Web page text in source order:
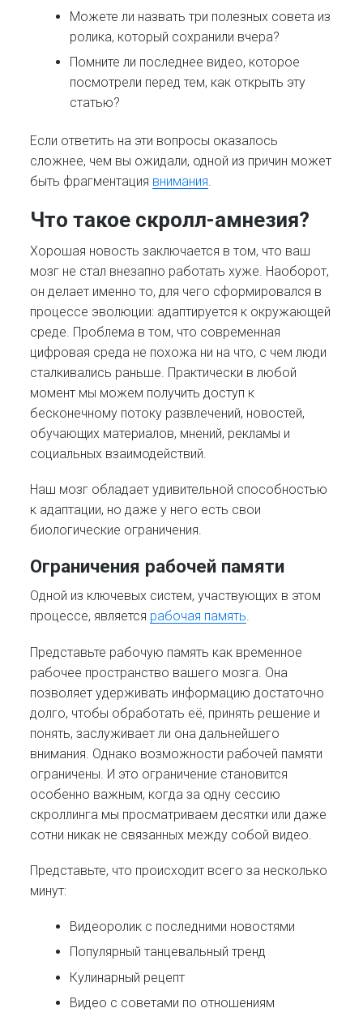
Можете ли назвать три полезных совета из
ролика, который сохранили вчера?
Помните ли последнее видео, которое
посмотрели перед тем, как открыть эту
статью?
Если ответить на эти вопросы оказалось
сложнее, чем вы ожидали, одной из причин может
быть фрагментация внимания.
Что такое скролл-амнезия?
Хорошая новость заключается в том, что ваш
мозг не стал внезапно работать хуже. Наоборот,
он делает именно то, для чего сформировался в
процессе эволюции: адаптируется к окружающей
среде. Проблема в том, что современная
цифровая среда не похожа ни на что, с чем люди
сталкивались раньше. Практически в любой
момент мы можем получить доступ к
бесконечному потоку развлечений, новостей,
обучающих материалов, мнений, рекламы и
социальных взаимодействий.
Наш мозг обладает удивительной способностью
к адаптации, но даже у него есть свои
биологические ограничения.
Ограничения рабочей памяти
Одной из ключевых систем, участвующих в этом
процессе, является рабочая память.
Представьте рабочую память как временное
рабочее пространство вашего мозга. Она
позволяет удерживать информацию достаточно
долго, чтобы обработать её, принять решение и
понять, заслуживает ли она дальнейшего
внимания. Однако возможности рабочей памяти
ограничены. И это ограничение становится
особенно важным, когда за одну сессию
скроллинга мы просматриваем десятки или даже
сотни никак не связанных между собой видео.
Представьте, что происходит всего за несколько
минут:
Видеоролик с последними новостями
Популярный танцевальный тренд
Кулинарный рецепт
Видео с советами по отношениям